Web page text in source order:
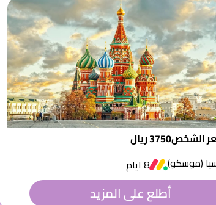
الشخص3750 ريال
(موسكو)
8 ايام
أطلع على المزيد